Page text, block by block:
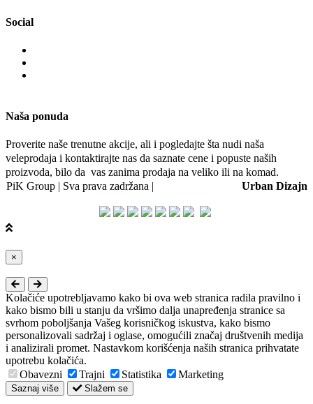
Social
Naša ponuda
Proverite naše trenutne akcije, ali i pogledajte šta nudi naša
veleprodaja i kontaktirajte nas da saznate cene i popuste naših
proizvoda, bilo da vas zanima prodaja na veliko ili na komad.
PiK Group | Sva prava zadržana |
Urban Dizajn
×
Kolačiće upotrebljavamo kako bi ova web stranica radila pravilno i
kako bismo bili u stanju da vršimo dalja unapređenja stranice sa
svrhom poboljšanja Vašeg korisničkog iskustva, kako bismo
personalizovali sadržaj i oglase, omogućili značaj društvenih medija
i analizirali promet. Nastavkom korišćenja naših stranica prihvatate
upotrebu kolačića.
Obavezni
Trajni Statistika Marketing
Saznaj više Slažem se